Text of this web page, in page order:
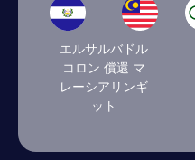
エルサルバドル
コロン 償還 マ
レーシアリンギ
ット